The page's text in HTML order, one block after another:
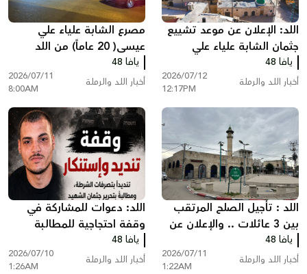
اللد: الإعلان عن موعد تشييع
جثمان الشابة علياء علي
عيسى ضحية حادث الطرق
يافا 48
أخبار اللد والرملة
2026/07/12
12:17PM
مصرع الشابة علياء علي
عيسى( 20 عاماً) من اللد
طرق مروع على شارع 6 قرب
يافا 48
أخبار اللد والرملة
2026/07/11
8:00AM
اللد : تأجيل الصلح المرتقب
بين 3 عائلات .. والإعلان عن
موعد جديد لاحقًا
يافا 48
أخبار اللد والرملة
2026/07/11
1:22AM
اللد: دعوات للمشاركة في
وقفة احتجاجية للمطالبة
بالإفراج عن جثمان سامي
جعصوص
يافا 48
أخبار اللد والرملة
2026/07/10
1:26AM